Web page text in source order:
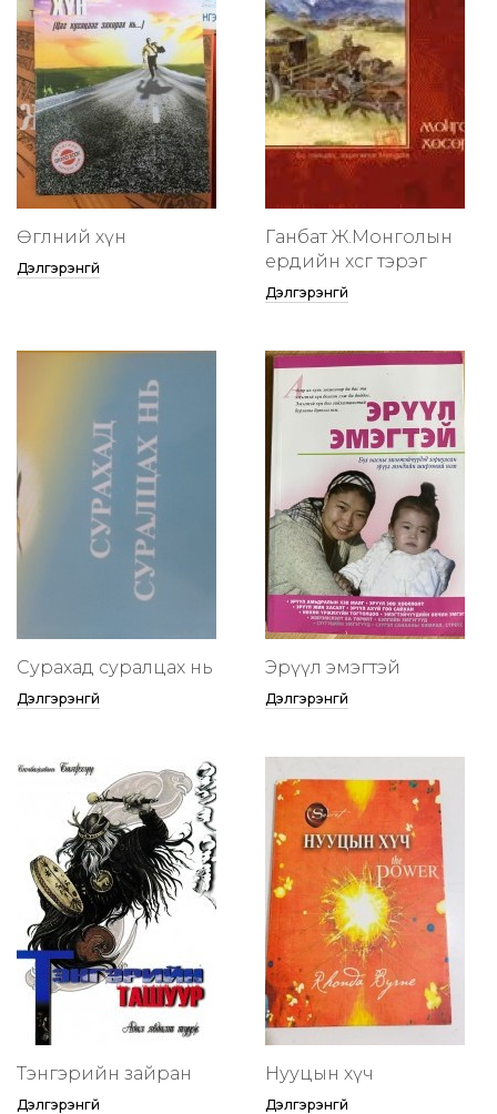
Өглөөний хүн
Дэлгэрэнгүй
Ганбат Ж.Монголын
ердийн хөсөг тэрэг
Дэлгэрэнгүй
Сурахад суралцах нь
Дэлгэрэнгүй
Эрүүл эмэгтэй
Дэлгэрэнгүй
Тэнгэрийн зайран
Дэлгэрэнгүй
Нууцын хүч
Дэлгэрэнгүй